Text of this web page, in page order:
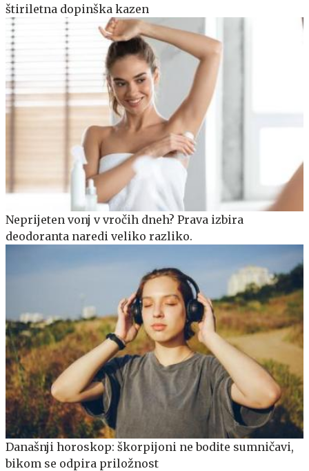
štiriletna dopinška kazen
Neprijeten vonj v vročih dneh? Prava izbira
deodoranta naredi veliko razliko.
Današnji horoskop: škorpijoni ne bodite sumničavi,
bikom se odpira priložnost